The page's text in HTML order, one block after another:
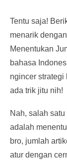
Tentu saja!
menarik
Menentukan
bahasa
ngincer
ada trik jitu nih!
Nah, salah
adalah
bro, jumlah
atur dengan